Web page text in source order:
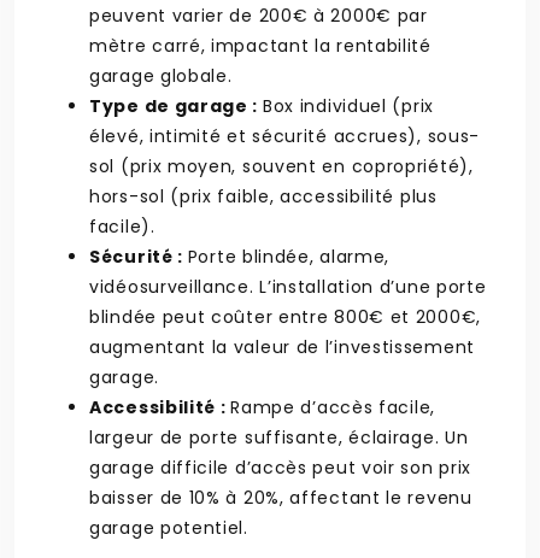
peuvent varier de 200€ à 2000€ par
mètre carré, impactant la rentabilité
garage globale.
Type de garage : Box individuel (prix
élevé, intimité et sécurité accrues), sous-
sol (prix moyen, souvent en copropriété),
hors-sol (prix faible, accessibilité plus
facile).
Sécurité : Porte blindée, alarme,
vidéosurveillance. L’installation d’une porte
blindée peut coûter entre 800€ et 2000€,
augmentant la valeur de l’investissement
garage.
Accessibilité :Rampe d’accès facile,
largeur de porte suffisante, éclairage. Un
garage difficile d’accès peut voir son prix
baisser de 10% à 20%, affectant le revenu
garage potentiel.